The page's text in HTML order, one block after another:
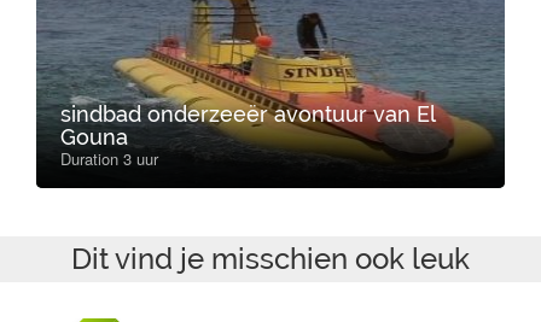
sindbad onderzeeër avontuur van El
Gouna
Duration 3 uur
Dit vind je misschien ook leuk